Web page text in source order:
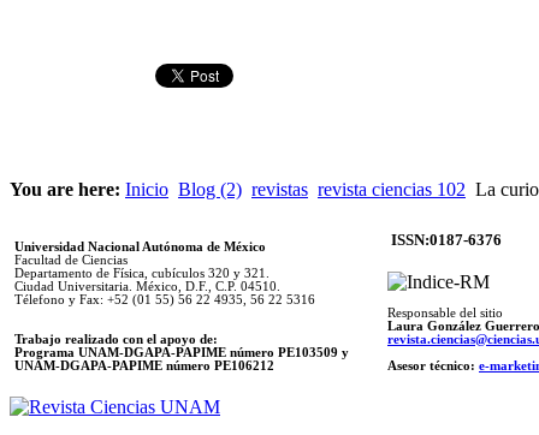
You are here: Inicio Blog (2) revistas revista ciencias 102 La
Universidad Nacional Autónoma de México
Facultad de Ciencias
Departamento de Física, cubículos 320 y 321.
Ciudad Universitaria. México, D.F., C.P. 04510.
Télefono y Fax: +52 (01 55) 56 22 4935, 56 22 5316
Trabajo realizado con el apoyo de:
Programa UNAM-DGAPA-PAPIME número PE103509 y
UNAM-DGAPA-PAPIME número PE106212
ISSN:0187-6376
Responsable del sitio
Laura González Guerrero
Asesor técnico: e-